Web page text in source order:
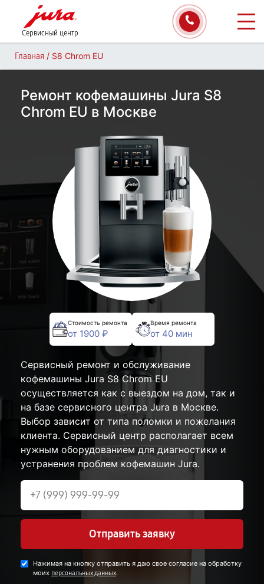
Сервисный центр
Главная / S8 Chrom EU
Ремонт кофемашины Jura S8
Chrom EU в Москве
Стоимость ремонта
от 1900 ₽
Время ремонта
от 40 мин
Сервисный ремонт и обслуживание
кофемашины Jura S8 Chrom EU
осуществляется как с выездом на дом, так и
на базе сервисного центра Jura в Москве.
Выбор зависит от типа поломки и пожелания
клиента. Сервисный центр располагает всем
нужным оборудованием для диагностики и
устранения проблем кофемашин Jura.
Отправить заявку
Нажимая на кнопку отправить я даю свое согласие на обработку
моих персональных данных.